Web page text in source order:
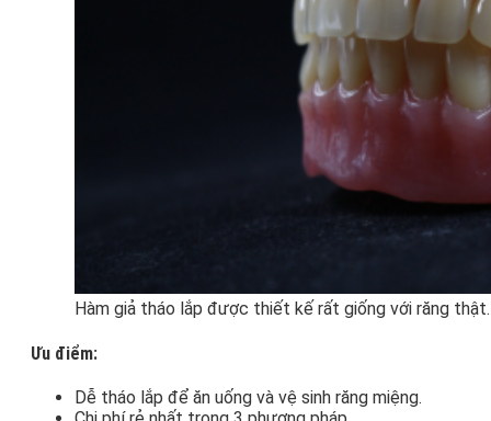
Hàm giả tháo lắp được thiết kế rất giống với răng thật.
Ưu điểm:
Dễ tháo lắp để ăn uống và vệ sinh răng miệng.